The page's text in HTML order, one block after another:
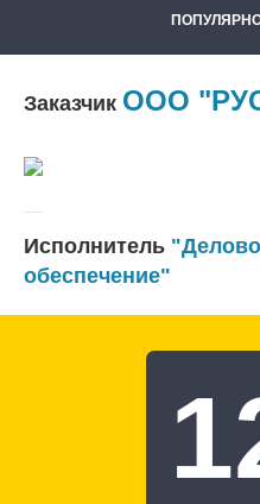
Заказчик ООО
Исполнитель
обеспечение"